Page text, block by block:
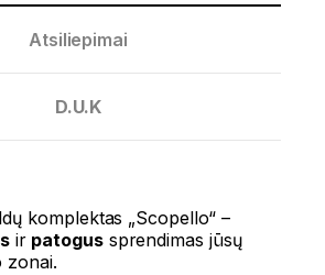
Atsiliepimai
D.U.K
komplektas „Scopello“ –
irpatogussprendimas jūsų
zonai.